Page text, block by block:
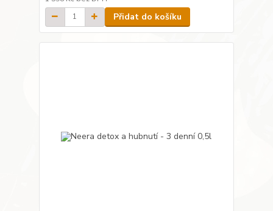
Přidat do košíku